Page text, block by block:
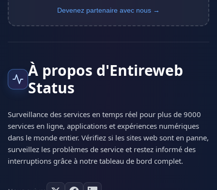
Devenez partenaire avec nous →
À propos d'Entireweb
Status
Surveillance des services en temps réel pour plus de 9000
services en ligne, applications et expériences numériques
dans le monde entier. Vérifiez si les sites web sont en panne,
surveillez les problèmes de service et restez informé des
interruptions grâce à notre tableau de bord complet.